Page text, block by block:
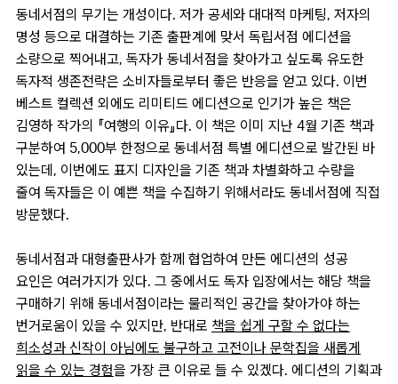
동네서점의 무기는 개성이다. 저가 공세와 대대적 마케팅, 저자의
명성 등으로 대결하는 기존 출판계에 맞서 독립서점 에디션을
소량으로 찍어내고, 독자가 동네서점을 찾아가고 싶도록 유도한
독자적 생존전략은 소비자들로부터 좋은 반응을 얻고 있다. 이번
베스트 컬렉션 외에도 리미티드 에디션으로 인기가 높은 책은
김영하 작가의 『여행의 이유』다. 이 책은 이미 지난 4월 기존 책과
구분하여 5,000부 한정으로 동네서점 특별 에디션으로 발간된 바
있는데, 이번에도 표지 디자인을 기존 책과 차별화하고 수량을
줄여 독자들은 이 예쁜 책을 수집하기 위해서라도 동네서점에 직접
방문했다.
동네서점과 대형출판사가 함께 협업하여 만든 에디션의 성공
요인은 여러가지가 있다. 그 중에서도 독자 입장에서는 해당 책을
구매하기 위해 동네서점이라는 물리적인 공간을 찾아가야 하는
번거로움이 있을 수 있지만, 반대로 책을 쉽게 구할 수 없다는
희소성과 신작이 아님에도 불구하고 고전이나 문학집을 새롭게
읽을 수 있는 경험을 가장 큰 이유로 들 수 있겠다. 에디션의 기획과